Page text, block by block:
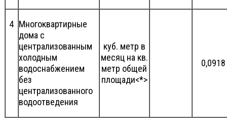
4 Многоквартирные
дома с
централизованным
холодным
водоснабжением
без
централизованного
водоотведения
куб. метр в
месяц на кв.
метр общей
площади<*>
0,0918